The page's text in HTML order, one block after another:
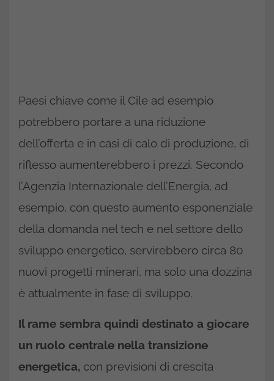
Paesi chiave come il Cile ad esempio
potrebbero portare a una riduzione
dell’offerta e in casi di calo di produzione, di
riflesso aumenterebbero i prezzi. Secondo
l’Agenzia Internazionale dell’Energia, ad
esempio, con questo aumento esponenziale
della domanda nel tech e nel settore dello
sviluppo energetico, servirebbero circa 80
nuovi progetti minerari, ma solo una dozzina
è attualmente in fase di sviluppo.
Il rame sembra quindi destinato a giocare
un ruolo centrale nella transizione
energetica, con previsioni di crescita